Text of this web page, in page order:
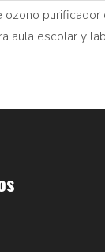
ozono purificador
aula escolar y